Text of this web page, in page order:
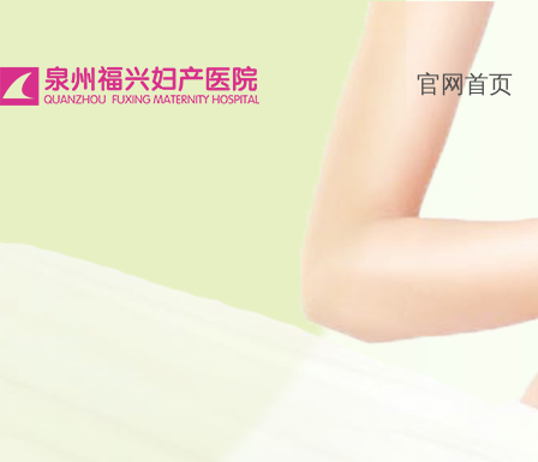
官网首页
女性健康体检套餐，3款选择，款
金秋好时节，孕妈享福利 福兴妇
最高可推荐5人，即最高500元奖
号召， 先后 召集 三批 医 护人员
2021-09-20